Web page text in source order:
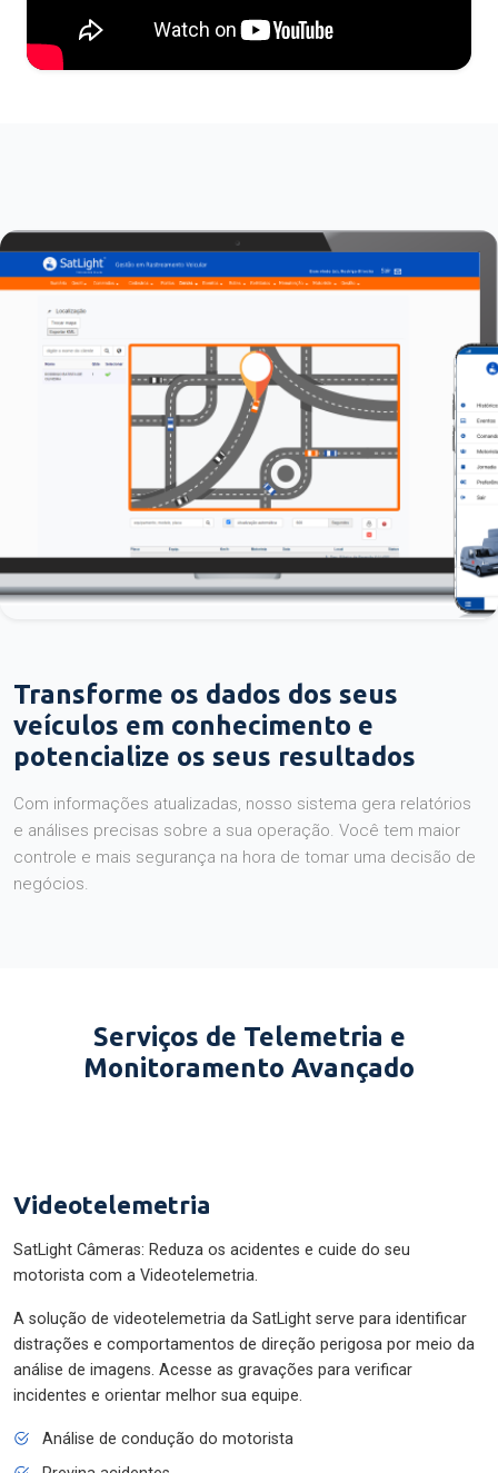
Transforme os dados dos seus
veículos em conhecimento e
potencialize os seus resultados
Com informações atualizadas, nosso sistema gera relatórios
e análises precisas sobre a sua operação. Você tem maior
controle e mais segurança na hora de tomar uma decisão de
negócios.
Serviços de Telemetria e
Monitoramento Avançado
Videotelemetria
SatLight Câmeras: Reduza os acidentes e cuide do seu
motorista com a Videotelemetria.
A solução de videotelemetria da SatLight serve para identificar
distrações e comportamentos de direção perigosa por meio da
análise de imagens. Acesse as gravações para verificar
incidentes e orientar melhor sua equipe.
Análise de condução do motorista